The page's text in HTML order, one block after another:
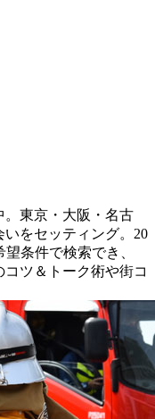
。東京・大阪・名古
をセッティング。20
条件で検索でき、
ツ＆トーク術や街コ